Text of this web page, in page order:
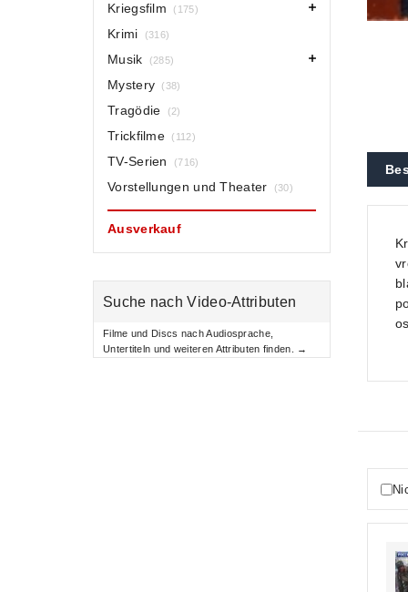
Kriegsfilm (175)
Krimi (316)
Musik (285)
Mystery (38)
Tragödie (2)
Trickfilme (112)
TV-Serien (716)
Vorstellungen und Theater (30)
Ausverkauf
Suche nach Video-Attributen
Filme und Discs nach Audiosprache,
Untertiteln und weiteren Attributen finden. →